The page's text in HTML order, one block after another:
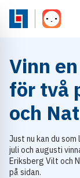
Vinn
för två
och
Just nu kan du
juli och augusti
Eriksberg Vilt och
på sidan.